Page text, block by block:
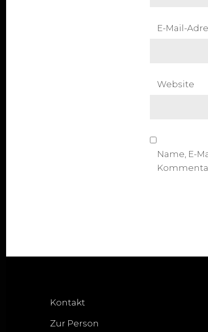
E-Mail-
Website
Name, E-
Kontakt
Zur Person